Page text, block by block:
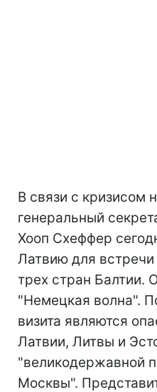
В связи с кризисом
генеральный
Хооп Схеффер
Латвию для
трех стран Балтии.
"Немецкая волна".
визита являются
Латвии, Литвы и
"великодержавной
Москвы".